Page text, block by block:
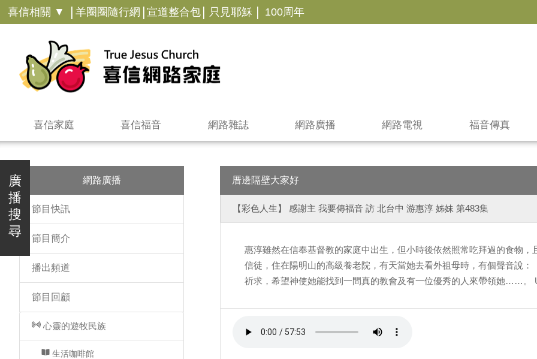
喜信相關 ▼ | 羊圈圈隨行網 | 宣道整合包 | 只見耶穌 | 100周年
喜信家庭 喜信福音 網路雜誌 網路廣播 網路電視 福音傳真
廣
播
搜
尋
網路廣播
節目快訊
節目簡介
播出頻道
節目回顧
心靈的遊牧民族
生活咖啡館
厝邊隔壁大家好
【彩色人生】 感謝主 我要傳福音 訪 北台中 游惠淳 姊妹 第483集
惠淳雖然在信奉基督教的家庭中出生，但小時後依然照常吃拜過的食物
信徒，住在陽明山的高級養老院，有天當她去看外祖母時，有個聲音說
祈求，希望神使她能找到一間真的教會及有一位優秀的人來帶領她……。